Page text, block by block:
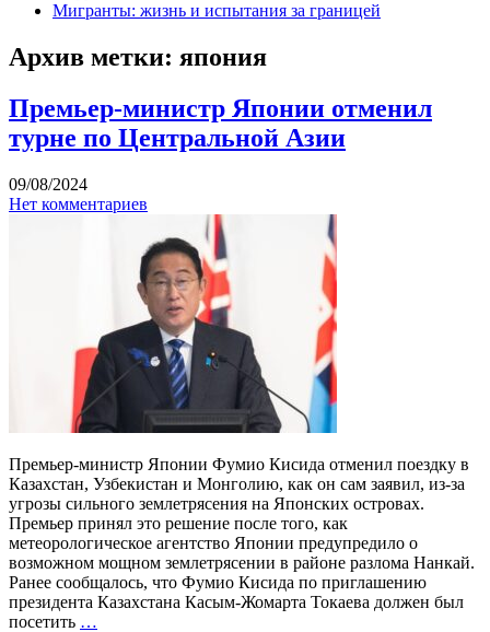
Мигранты: жизнь и испытания за границей
Архив метки: япония
Премьер-министр Японии отменил
турне по Центральной Азии
09/08/2024
Нет комментариев
Премьер-министр Японии Фумио Кисида отменил поездку в
Казахстан, Узбекистан и Монголию, как он сам заявил, из-за
угрозы сильного землетрясения на Японских островах.
Премьер принял это решение после того, как
метеорологическое агентство Японии предупредило о
возможном мощном землетрясении в районе разлома Нанкай.
Ранее сообщалось, что Фумио Кисида по приглашению
президента Казахстана Касым-Жомарта Токаева должен был
посетить …